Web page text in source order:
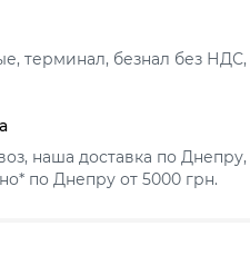
терминал, безнал без НДС,
наша доставка по Днепру,
по Днепру от 5000 грн.